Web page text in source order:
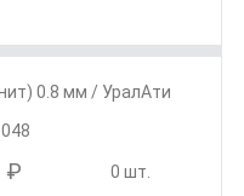
0.8 мм / УралАти
₽ 0 шт.